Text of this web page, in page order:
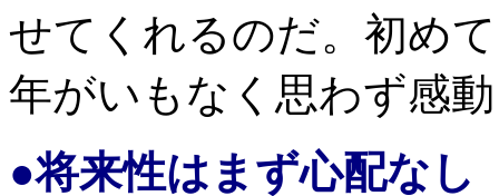
せてくれるのだ。初め
年がいもなく思わず感
●将来性はまず心配なし